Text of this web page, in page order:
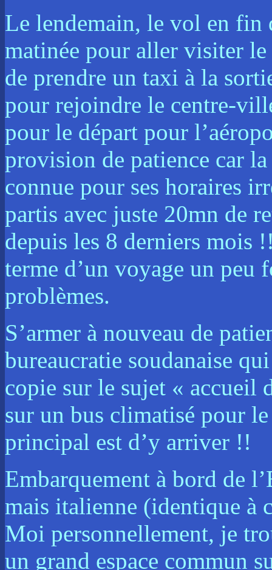
Le lendemain, le vol en fin
matinée pour aller visiter
de prendre un taxi à la
pour rejoindre le centre-
pour le départ pour
provision de patience car
connue pour ses horaires
partis avec juste 20mn de
depuis les 8 derniers mois
terme d’un voyage un peu
problèmes.
S’armer à nouveau de
bureaucratie soudanaise
copie sur le sujet « accueil
sur un bus climatisé pour
principal est d’y arriver !!
Embarquement à bord de
mais italienne (identique à
Moi personnellement, je
un grand espace commun